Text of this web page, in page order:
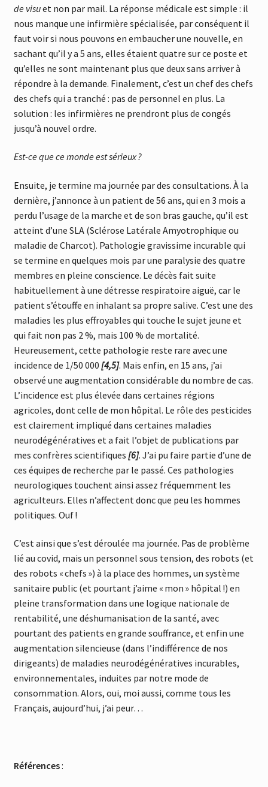
de visuet non par mail. La réponse médicale est simple : il
nous manque une infirmière spécialisée, par conséquent il
faut voir si nous pouvons en embaucher une nouvelle, en
sachant qu’il y a 5 ans, elles étaient quatre sur ce poste et
qu’elles ne sont maintenant plus que deux sans arriver à
répondre à la demande. Finalement, c’est un chef des chefs
des chefs qui a tranché : pas de personnel en plus. La
solution : les infirmières ne prendront plus de congés
jusqu’à nouvel ordre.
Est-ce que ce monde est sérieux ?
Ensuite, je termine ma journée par des consultations. À la
dernière, j’annonce à un patient de 56 ans, qui en 3 mois a
perdu l’usage de la marche et de son bras gauche, qu’il est
atteint d’une SLA (Sclérose Latérale Amyotrophique ou
maladie de Charcot). Pathologie gravissime incurable qui
se termine en quelques mois par une paralysie des quatre
membres en pleine conscience. Le décès fait suite
habituellement à une détresse respiratoire aiguë, car le
patient s’étouffe en inhalant sa propre salive. C’est une des
maladies les plus effroyables qui touche le sujet jeune et
qui fait non pas 2 %, mais 100 % de mortalité.
Heureusement, cette pathologie reste rare avec une
incidence de 1/50 000 [4,5]. Mais enfin, en 15 ans, j’ai
observé une augmentation considérable du nombre de cas.
L’incidence est plus élevée dans certaines régions
agricoles, dont celle de mon hôpital. Le rôle des pesticides
est clairement impliqué dans certaines maladies
neurodégénératives et a fait l’objet de publications par
mes confrères scientifiques [6]. J’ai pu faire partie d’une de
ces équipes de recherche par le passé. Ces pathologies
neurologiques touchent ainsi assez fréquemment les
agriculteurs. Elles n’affectent donc que peu les hommes
politiques. Ouf !
C’est ainsi que s’est déroulée ma journée. Pas de problème
lié au covid, mais un personnel sous tension, des robots (et
des robots « chefs ») à la place des hommes, un système
sanitaire public (et pourtant j’aime « mon » hôpital !) en
pleine transformation dans une logique nationale de
rentabilité, une déshumanisation de la santé, avec
pourtant des patients en grande souffrance, et enfin une
augmentation silencieuse (dans l’indifférence de nos
dirigeants) de maladies neurodégénératives incurables,
environnementales, induites par notre mode de
consommation. Alors, oui, moi aussi, comme tous les
Français, aujourd’hui, j’ai peur…
Références: